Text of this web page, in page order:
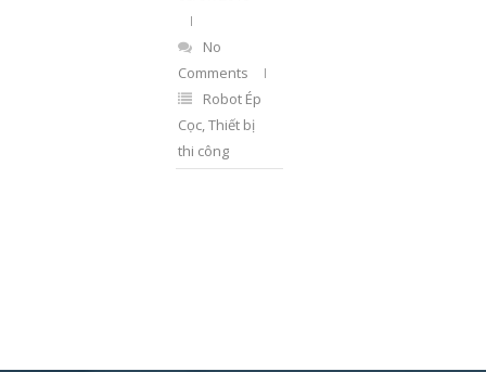
No
Comments
Robot Ép
Cọc,Thiết bị
thi công